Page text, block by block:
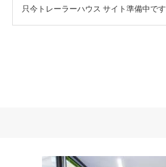
只今トレーラーハウス サイト準備中です